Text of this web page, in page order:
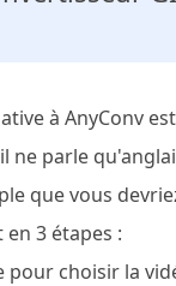
à AnyConv
ne parle
que vous
3 étapes :
pour choisir la